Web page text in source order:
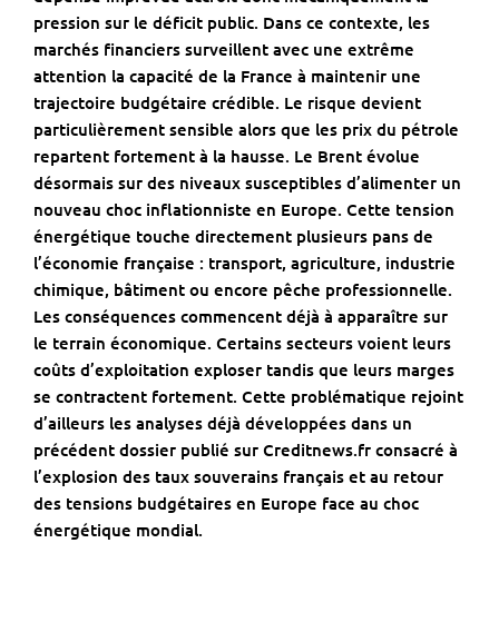
pression sur le déficit public. Dans ce contexte, les
marchés financiers surveillent avec une extrême
attention la capacité de la France à maintenir une
trajectoire budgétaire crédible. Le risque devient
particulièrement sensible alors que les prix du pétrole
repartent fortement à la hausse. Le Brent évolue
désormais sur des niveaux susceptibles d’alimenter un
nouveau choc inflationniste en Europe. Cette tension
énergétique touche directement plusieurs pans de
l’économie française : transport, agriculture, industrie
chimique, bâtiment ou encore pêche professionnelle.
Les conséquences commencent déjà à apparaître sur
le terrain économique. Certains secteurs voient leurs
coûts d’exploitation exploser tandis que leurs marges
se contractent fortement. Cette problématique rejoint
d’ailleurs les analyses déjà développées dans un
précédent dossier publié sur Creditnews.fr consacré à
l’explosion des taux souverains français et au retour
des tensions budgétaires en Europe face au choc
énergétique mondial.